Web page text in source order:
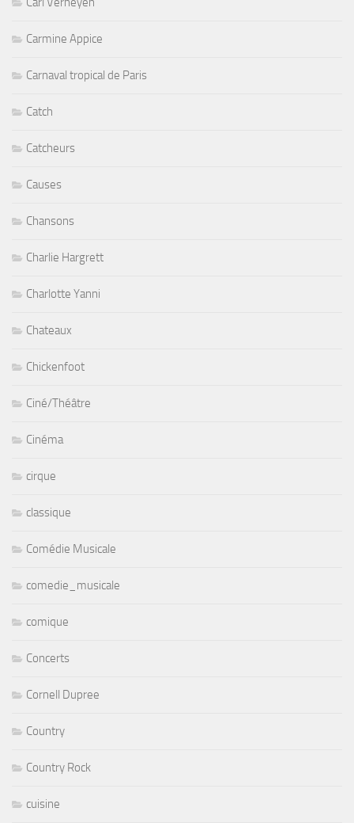
Carmine Appice
Carnaval tropical de Paris
Catch
Catcheurs
Causes
Chansons
Charlie Hargrett
Charlotte Yanni
Chateaux
Chickenfoot
Ciné/Théâtre
Cinéma
cirque
classique
Comédie Musicale
comedie_musicale
comique
Concerts
Cornell Dupree
Country
Country Rock
cuisine